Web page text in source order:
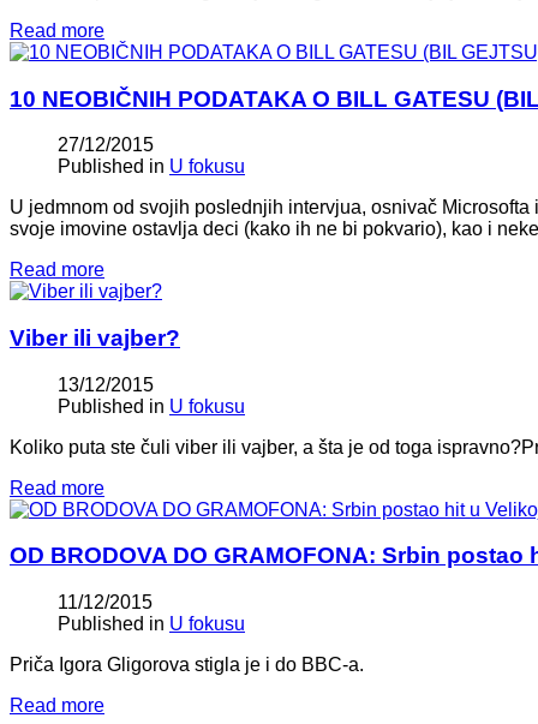
Read more
10 NEOBIČNIH PODATAKA O BILL GATESU
27/12/2015
Published in U fokusu
U jedmnom od svojih poslednjih intervjua, osnivač
svoje imovine ostavlja deci (kako ih ne bi pokvario), kao i
Read more
Viber ili vajber?
13/12/2015
Published in U fokusu
Koliko puta ste čuli viber ili vajber, a šta je od toga
Read more
OD BRODOVA DO GRAMOFONA: Srbin
11/12/2015
Published in U fokusu
Priča Igora Gligorova stigla je i do BBC-a.
Read more